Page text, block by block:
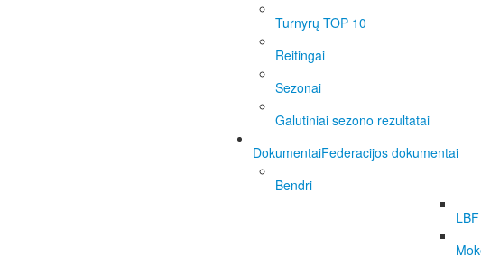
Turnyrų TOP 10
Reitingai
Sezonai
Galutiniai sezono rezultatai
DokumentaiFederacijos dokumentai
Bendri